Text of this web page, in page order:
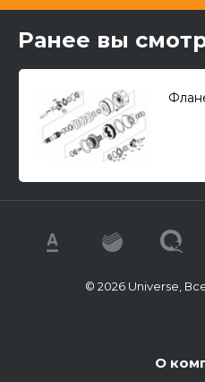
Ранее вы
© 2026 Universe,
О